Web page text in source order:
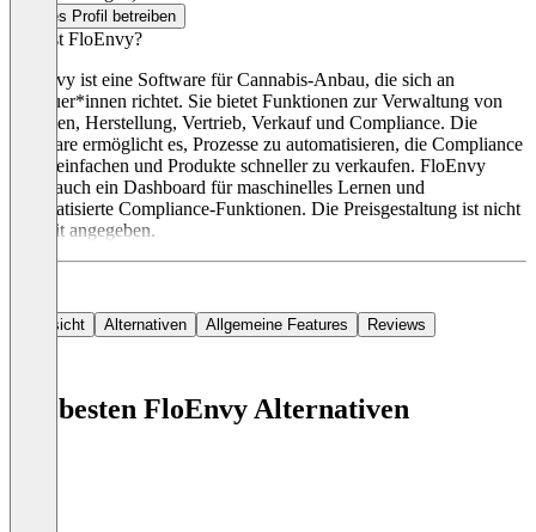
Dieses Profil betreiben
Was ist FloEnvy?
FloEnvy ist eine Software für Cannabis-Anbau, die sich an
Anbauer*innen richtet. Sie bietet Funktionen zur Verwaltung von
Pflanzen, Herstellung, Vertrieb, Verkauf und Compliance. Die
Software ermöglicht es, Prozesse zu automatisieren, die Compliance
zu vereinfachen und Produkte schneller zu verkaufen. FloEnvy
bietet auch ein Dashboard für maschinelles Lernen und
automatisierte Compliance-Funktionen. Die Preisgestaltung ist nicht
explizit angegeben.
Übersicht Alternativen Allgemeine Features Reviews
Die besten FloEnvy Alternativen